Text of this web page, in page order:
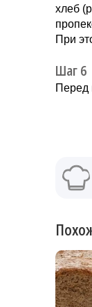
хлеб
При
Шаг 6
Перед